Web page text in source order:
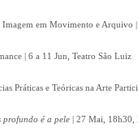
em Movimento e Arquivo
| 6 a 11 Jun, Teatro São Luiz
Práticas e Teóricas na Arte
profundo é a pele | 27 Mai, 18h30,